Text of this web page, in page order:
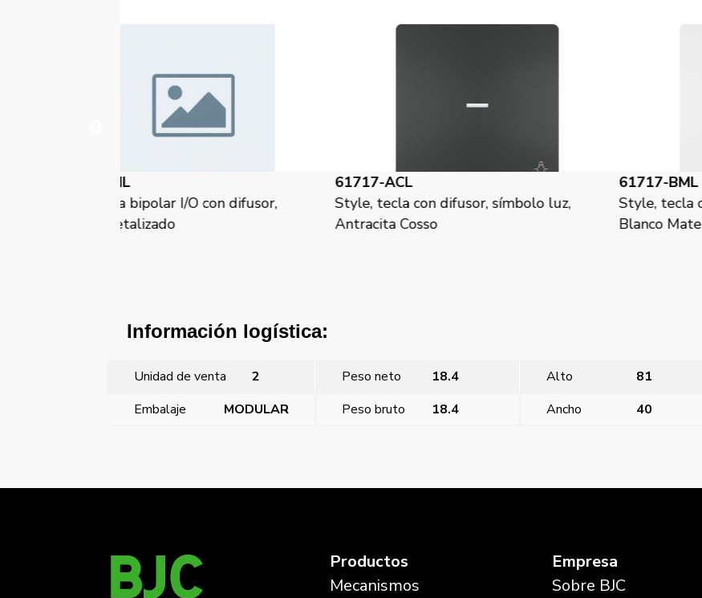
Style, tecla con difusor, símbolo luz,
Antracita Cosso
Style, tecla con difusor, símbolo luz,
Blanco Mate
Información logística:
Unidad de venta 2 Peso neto 18.4 Alto 81
Embalaje
MODULAR Peso bruto 18.4 Ancho 40
Productos
Mecanismos
Empresa
Sobre BJC